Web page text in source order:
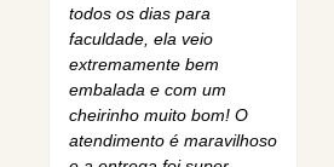
todos os dias para
faculdade, ela veio
extremamente bem
embalada e com um
cheirinho muito bom! O
atendimento é maravilhoso